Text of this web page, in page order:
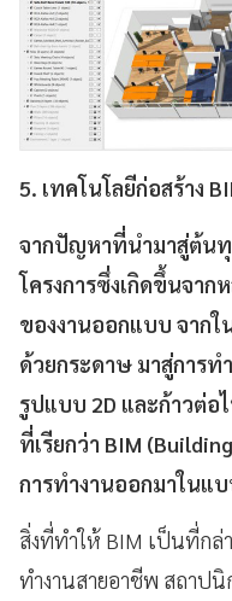
5. เทคโนโลยีก่อสร้าง
จากปัญหาที่นำมาสู่ต้นทุ
โครงการซึ่งเกิดขึ้นจา
ของงานออกแบบ จาก
ด้วยกระดาษ มาสู่การ
รูปแบบ 2D และก้าวต่อ
ที่เรียกว่า BIM
การทำงานออกมาในแบ
สิ่งที่ทำให้ BIM เป็นที่กล่
ทำงานสายอาชีพ สถาปนิ